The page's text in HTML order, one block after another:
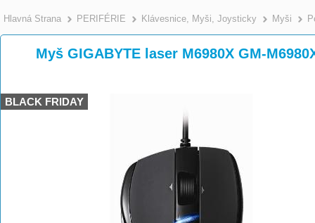
Hlavná Strana >
PERIFÉRIE >
Klávesnice, Myši, Joysticky Myši
Myš GIGABYTE laser M6980X GM-
BLACK FRIDAY